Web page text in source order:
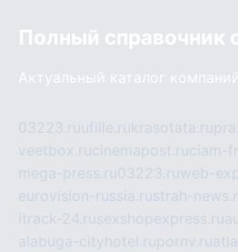
Полный справочник
Актуальный каталог
03223.ruufille.rukrasotata.ru
veetbox.rucinemapost.ruciam-
mega-press.ru03223.ruweb-
eurovision-russia.rustrah-
itrack-24.rusexshopexpress.ru
alabuga-cityhotel.rupornv.ru